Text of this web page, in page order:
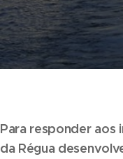
Para responder aos
da Régua